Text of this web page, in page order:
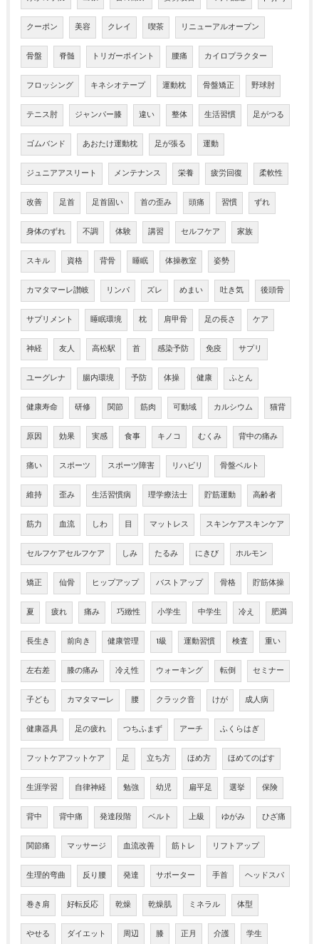
クーポン 美容 クレイ 喫茶 リニューアルオープン
骨盤 脊髄 トリガーポイント 腰痛 カイロプラクター
フロッシング キネシオテープ 運動枕 骨盤矯正 野球肘
テニス肘 ジャンパー膝 違い 整体 生活習慣 足がつる
ゴムバンド あおたけ運動枕 足が張る 運動
ジュニアアスリート メンテナンス 栄養 疲労回復 柔軟性
改善 足首 足首固い 首の歪み 頭痛 習慣 ずれ
身体のずれ 不調 体験 講習 セルフケア 家族
スキル 資格 背骨 睡眠 体操教室 姿勢
カマタマーレ讃岐 リンパ ズレ めまい 吐き気 後頭骨
サプリメント 睡眠環境 枕 肩甲骨 足の長さ ケア
神経 友人 高松駅 首 感染予防 免疫 サプリ
ユーグレナ 腸内環境 予防 体操 健康 ふとん
健康寿命 研修 関節 筋肉 可動域 カルシウム 猫背
原因 効果 実感 食事 キノコ むくみ 背中の痛み
痛い スポーツ スポーツ障害 リハビリ 骨盤ベルト
維持 歪み 生活習慣病 理学療法士 貯筋運動 高齢者
筋力 血流 しわ 目 マットレス スキンケアスキンケア
セルフケアセルフケア しみ たるみ にきび ホルモン
矯正 仙骨 ヒップアップ バストアップ 骨格 貯筋体操
夏 疲れ 痛み 巧緻性 小学生 中学生 冷え 肥満
長生き 前向き 健康管理 1級 運動習慣 検査 重い
左右差 膝の痛み 冷え性 ウォーキング 転倒 セミナー
子ども カマタマーレ 腰 クラック音 けが 成人病
健康器具 足の疲れ つちふまず アーチ ふくらはぎ
フットケアフットケア 足 立ち方 ほめ方 ほめてのばす
生涯学習 自律神経 勉強 幼児 扁平足 選挙 保険
背中 背中痛 発達段階 ベルト 上級 ゆがみ ひざ痛
関節痛 マッサージ 血流改善 筋トレ リフトアップ
生理的弯曲 反り腰 発達 サポーター 手首 ヘッドスパ
巻き肩 好転反応 乾燥 乾燥肌 ミネラル 体型
やせる ダイエット 周辺 膝 正月 介護 学生